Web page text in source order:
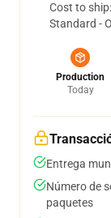
Cost to ship:
Standard -
Production
Today
Entrega
Número de
paquetes